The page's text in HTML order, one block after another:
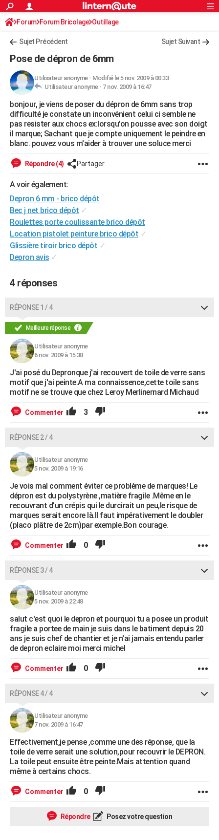
ACTUALITÉS
Politique
Société
Faits Divers
Education
Monde
Villes
+
FINANCE
Retraite
Impôts
Epargne
Immobilier
Risques naturels par ville
Banque
Assurance
Crédit
AUTO
Essais
Réserver un essai
Citadines
Berlines
SUV
Forum auto
+HIGH-TECH
Mobiles
Meilleur smartphone
Internet
Ordinateurs
Jeux vidéo
Guide high-tech
+BRICOLAGE
Forum
Aménagement intérieur
Extérieur
Cuisine
Salle de bains
Jardinage
Rangement
Guides de France
Escapades
Patrimoine
Expositions
Musées
Week-end nature
Art de vivre
Bien-être
Loisirs
Mode
Modes de vie
Alimentation
Guide de la santé
Maladies
Médicaments
Sommeil
VOYAGE
Destinations
Voyage nature
Voyage de noces
PHOTO
GUIDES D'ACHAT
CARTE DE VOEUX
Carte de Noël
Carte Bonne année
Carte Saint-Valentin
Carte Pâques
Carte d'anniversaire
DICTIONNAIRE
Dictionnaire
Biographies
Citations
Expressions
Proverbes
PROGRAMME TV
COPAINS D'AVANT
AVIS DE DÉCÈS
FORUM
Bricolage
Lifestyle
Culture
Sport
Auto
Television
Voyage
Cinema
S'inscrire
Connexion
Forum Forum Bricolage Outillage
Sujet Précédent Sujet Suivant
Pose de dépron de 6mm
Utilisateur anonyme- Modifié le 5 nov. 2009 à 00:33
Utilisateur anonyme - 7 nov. 2009 à 16:47
bonjour, je viens de poser du dépron de 6mm sans trop
difficulté je constate un inconvénient celui ci semble ne
pas resister aux chocs ex:lorsqu'on pousse avec son doigt
il marque; Sachant que je compte uniquement le peindre en
blanc. pouvez vous m'aider à trouver une soluce merci
Répondre (4) Partager
A voir également:
Depron 6 mm - brico dépôt
Bec j net brico dépôt ✓
Roulettes porte coulissante brico dépôt
Location pistolet peinture brico dépôt ✓
Glissière tiroir brico dépôt ✓
Depron avis ✓
4 réponses
RÉPONSE 1 / 4
Meilleure réponse
Utilisateur anonyme
6 nov. 2009 à 15:38
J'ai posé du Depronque j'ai recouvert de toile de verre sans
motif que j'ai peinte.A ma connaissence,cette toile sans
motif ne se trouve que chez Leroy Merlinernard Michaud
Commenter 3
RÉPONSE 2 / 4
Utilisateur anonyme
5 nov. 2009 à 19:16
Je vois mal comment éviter ce problème de marques! Le
dépron est du polystyrène ,matière fragile .Même en le
recouvrant d'un crépis qui le durcirait un peu,le risque de
marques serait encore là.Il faut impérativement le doubler
(placo plâtre de 2cm)par exemple.Bon courage.
Commenter 0
RÉPONSE 3 / 4
Utilisateur anonyme
5 nov. 2009 à 22:48
salut c'est quoi le depron et pourquoi tu a posee un produit
fragile a portee de main je suis dans le batiment depuis 20
ans je suis chef de chantier et je n'ai jamais entendu parler
de depron eclaire moi merci michel
Commenter 0
RÉPONSE 4 / 4
Utilisateur anonyme
7 nov. 2009 à 16:47
Effectivement,je pense ,comme une des réponse, que la
toile de verre serait une solution,pour recouvrir le DEPRON.
La toile peut ensuite être peinte.Mais attention quand
même à certains chocs.
Commenter 0
Répondre Posez votre question